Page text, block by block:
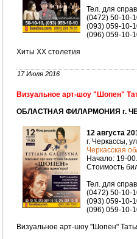
Тел. для
(0472) 50-10-
(093) 059-10-
(096) 059-10-
Хиты ХХ столетия
17 Июля 2016
Визуальное арт-шоу "Шопен"
ОБЛАСТНАЯ ФИЛАРМОНИЯ г.
12 августа
г. Черкассы,
Черкасская
Начало: 19-00.
Стоимость
Тел. для
(0472) 50-10-
(093) 059-10-
(096) 059-10-
Визуальное арт-шоу "Шопен"